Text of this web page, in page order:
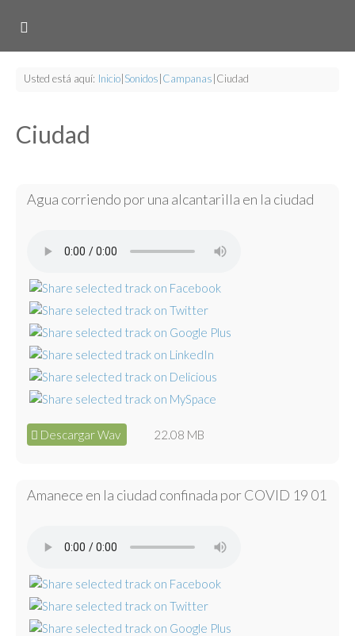
Usted está aquí: Inicio Sonidos Campanas Ciudad
Ciudad
Agua corriendo por una alcantarilla en la ciudad
Descargar Wav 22.08 MB
Amanece en la ciudad confinada por COVID 19 01